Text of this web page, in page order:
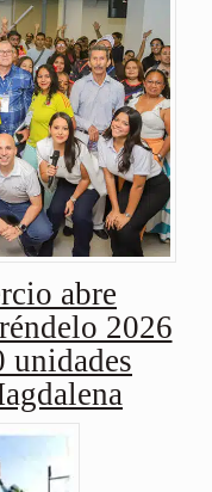
abre
2026
unidades